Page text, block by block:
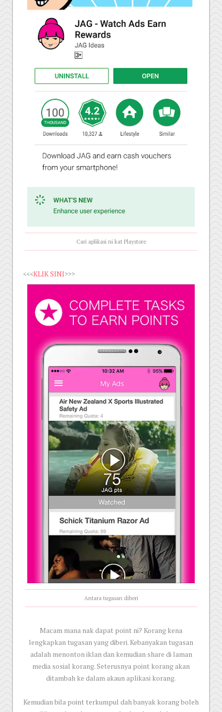
Cari aplikasi ni kat Playstore
<<<KLIK SINI>>>
Antara tugasan diberi
Macam mana nak dapat point ni? Korang kena
lengkapkan tugasan yang diberi. Kebanyakan tugasan
adalah menonton iklan dan kemudian share di laman
media sosial korang. Seterusnya point korang akan
ditambah ke dalam akaun aplikasi korang.
Kemudian bila point terkumpul dah banyak korang boleh